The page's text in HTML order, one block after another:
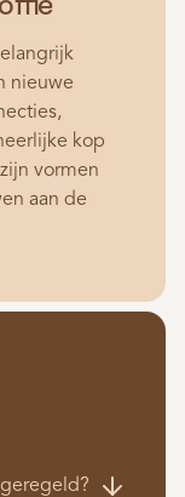
nieuwe
kop
vormen
aan de